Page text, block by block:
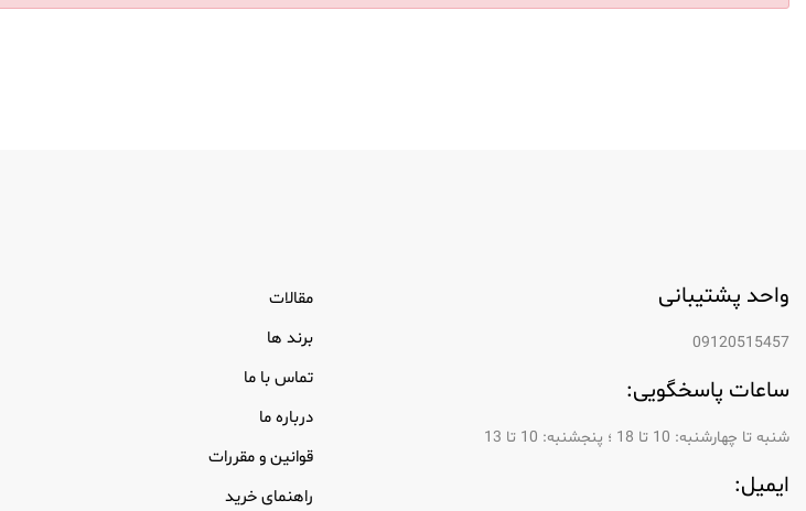
واحد پشتیبانی
09120515457
ساعات پاسخگویی:
شنبه تا چهارشنبه: 10 تا 18 ؛ پنجشنبه: 10 تا 13
ایمیل:
مقالات
برند ها
تماس با ما
درباره ما
قوانین و مقررات
راهنمای خرید